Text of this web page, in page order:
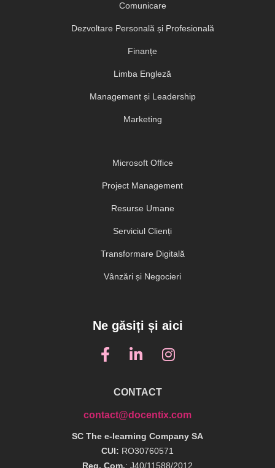
Comunicare
Dezvoltare Personală și Profesională
Finanțe
Limba Engleză
Management și Leadership
Marketing
Microsoft Office
Project Management
Resurse Umane
Serviciul Clienți
Transformare Digitală
Vânzări și Negocieri
Ne găsiți și aici
CONTACT
contact@docentix.com
SC The e-learning Company SA
CUI: RO30760571
Reg. Com.: J40/11588/2012